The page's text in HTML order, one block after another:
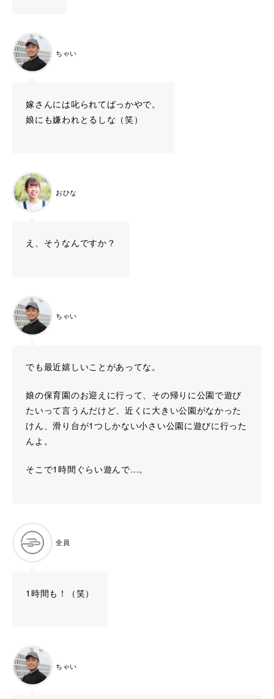
ちゃい
嫁さんには叱られてばっかやで。
娘にも嫌われとるしな（笑）
おひな
え、そうなんですか？
ちゃい
でも最近嬉しいことがあってな。
娘の保育園のお迎えに行って、その帰りに公園で遊び
たいって言うんだけど、近くに大きい公園がなかった
けん、滑り台が1つしかない小さい公園に遊びに行った
んよ。
そこで1時間ぐらい遊んで…。
全員
1時間も！（笑）
ちゃい